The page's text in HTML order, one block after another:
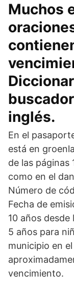
Muchos
inglés.
En el
está en
de las páginas
como en el
Número de
Fecha de
10 años
5 años para
municipio en
vencimiento.